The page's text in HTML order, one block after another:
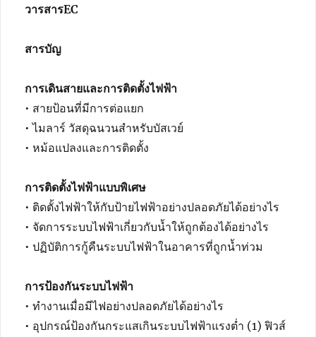
วารสารEC
สารบัญ
การเดินสายและการติดตั้งไฟฟ้า
• สายป้อนที่มีการต่อแยก
• ไมลาร์ วัสดุฉนวนสำหรับบัสเวย์
• หม้อแปลงและการติดตั้ง
การติดตั้งไฟฟ้าแบบพิเศษ
• ติดตั้งไฟฟ้าให้กับป้ายไฟฟ้าอย่างปลอดภัยได้อย่างไร
• จัดการระบบไฟฟ้าเกี่ยวกับน้ำให้ถูกต้องได้อย่างไร
• ปฏิบัติการกู้คืนระบบไฟฟ้าในอาคารที่ถูกน้ำท่วม
การป้องกันระบบไฟฟ้า
• ทำงานเมื่อมีไฟอย่างปลอดภัยได้อย่างไร
• อุปกรณ์ป้องกันกระแสเกินระบบไฟฟ้าแรงต่ำ (1) ฟิวส์